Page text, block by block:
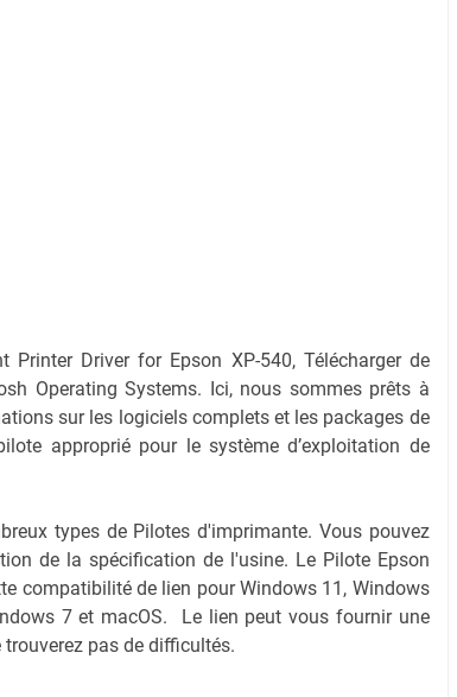
Printer Driver for Epson XP-540, Télécharger de
Operating Systems. Ici, nous sommes prêts à
sur les logiciels complets et les packages de
approprié pour le système d’exploitation de
types de Pilotes d'imprimante. Vous pouvez
de la spécification de l'usine. Le Pilote Epson
compatibilité de lien pour Windows 11, Windows
7 et macOS. Le lien peut vous fournir une
pas de difficultés.